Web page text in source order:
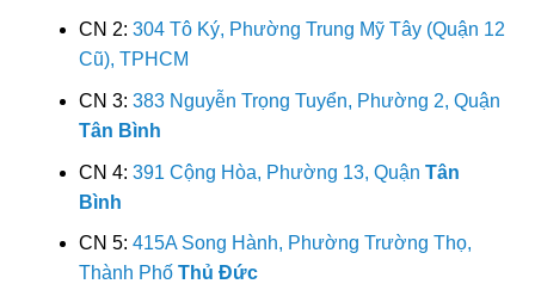
CN 2: 304 Tô Ký, Phường Trung Mỹ Tây (Quận 12
Cũ), TPHCM
CN 3: 383 Nguyễn Trọng Tuyển, Phường 2, Quận
Tân Bình
CN 4: 391 Cộng Hòa, Phường 13, Quận Tân
Bình
CN 5: 415A Song Hành, Phường Trường Thọ,
Thành Phố Thủ Đức